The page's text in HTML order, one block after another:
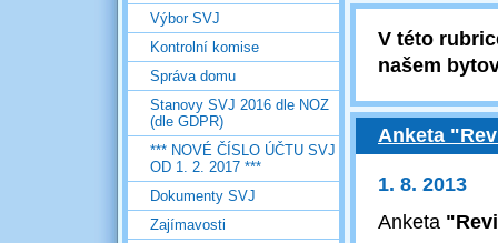
Výbor SVJ
Kontrolní komise
Správa domu
Stanovy SVJ 2016 dle NOZ
(dle GDPR)
*** NOVÉ ČÍSLO ÚČTU SVJ
OD 1. 2. 2017 ***
Dokumenty SVJ
Zajímavosti
V této
našem
Anketa
1. 8. 2013
Anketa